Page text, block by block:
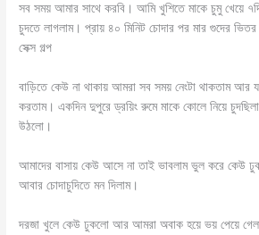
সব সময় আমার সাথে করবি। আমি খুশিতে মাকে চুমু খেয়ে
চুদতে লাগলাম। প্রায় ৪০ মিনিট চোদার পর মার গুদের ভিতর
সেক্স গল্প
বাড়িতে কেউ না থাকায় আমরা সব সময় নেংটা থাকতাম আর
করতাম। একদিন দুপুরে ড্রয়িং রুমে মাকে কোলে নিয়ে
উঠলো।
আমাদের বাসায় কেউ আসে না তাই ভাবলাম ভুল করে কেউ
আবার চোদাচুদিতে মন দিলাম।
দরজা খুলে কেউ ঢুকলো আর আমরা অবাক হয়ে ভয় পেয়ে